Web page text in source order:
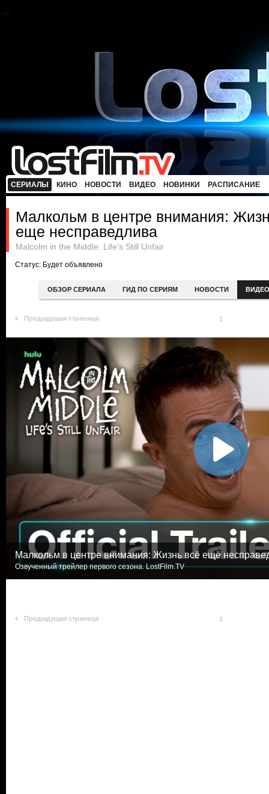
СЕРИАЛЫ КИНО НОВОСТИ ВИДЕО НОВИНКИ РАСПИСАНИЕ
Малкольм в центре внимания:
еще несправедлива
Malcolm in the Middle: Life's Still Unfair
Статус: Будет объявлено
ОБЗОР СЕРИАЛА ГИД ПО СЕРИЯМ НОВОСТИ ВИДЕО
Предыдущая страница 1
Малкольм в центре внимания: Жизнь всё ещё
Озвученный трейлер первого сезона. LostFilm.TV
Предыдущая страница 1